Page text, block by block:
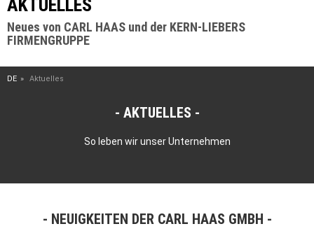
AKTUELLES
Neues von CARL HAAS und der KERN-LIEBERS
FIRMENGRUPPE
DE Aktuelles
AKTUELLES
So leben wir unser Unternehmen
NEUIGKEITEN DER CARL HAAS GMBH